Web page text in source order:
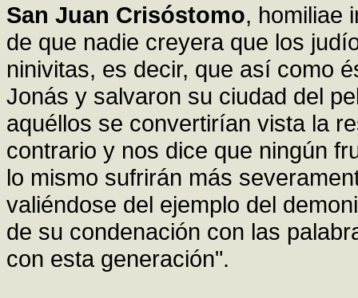
San Juan Crisóstomo, homiliae
de que nadie creyera que los
ninivitas, es decir, que así como
Jonás y salvaron su ciudad del
aquéllos se convertirían vista la
contrario y nos dice que ningún
lo mismo sufrirán más
valiéndose del ejemplo del
de su condenación con las
con esta generación".